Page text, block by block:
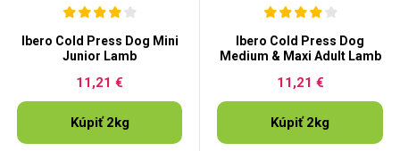
Ibero Cold Press Dog Mini
Junior Lamb
11,21 €
Kúpiť 2kg
Ibero Cold Press Dog
Medium & Maxi Adult Lamb
11,21 €
Kúpiť 2kg